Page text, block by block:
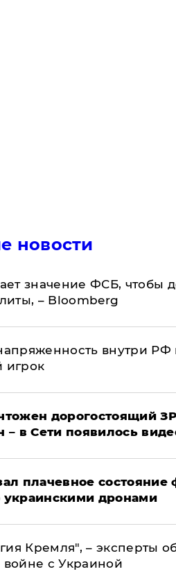
новости
значение ФСБ, чтобы
– Bloomberg
внутри
игрок
дорогостоящий
– в Сети появилось
плачевное состояние
украинскими дронами
Кремля", – эксперты
с Украиной